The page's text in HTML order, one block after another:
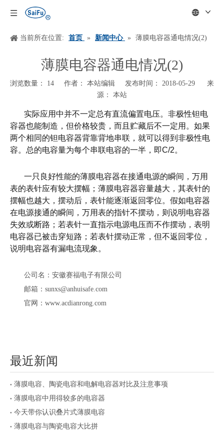
当前所在位置: 首页 » 新闻中心 » 薄膜电容器通电情况(2)
薄膜电容器通电情况(2)
浏览数量： 14 作者： 本站编辑 发布时间： 2018-05-29 来
源： 本站
["wechat","weibo","qzone","douban","email"]
实际应用中并不一定总有直流偏置电压。非极性钽电
容器也能制造，但价格较贵，而且贮藏后不一定用。如果
两个相同的钽电容器背靠背地串联，就可以得到非极性电
容。总的电容量为每个串联电容的一半，即C/2。
一只良好性能的薄膜电容器在接通电源的瞬间，万用
表的表针应有较大摆幅；薄膜电容器容量越大，其表针的
摆幅也越大，摆动后，表针能逐渐返回零位。假如电容器
在电源接通的瞬间，万用表的指针不摆动，则说明电容器
失效或断路；若表针一直指示电源电压而不作摆动，表明
电容器已被击穿短路；若表针摆动正常，但不返回零位，
说明电容器有漏电流现象。
公司名：安徽赛福电子有限公司
邮箱：sunxs@anhuisafe.com
官网：www.acdianrong.com
最近新闻
薄膜电容、陶瓷电容和电解电容器对比及注意事项
薄膜电容中用得较多的电容器
今天带你认识叠片式薄膜电容
薄膜电容与陶瓷电容大比拼